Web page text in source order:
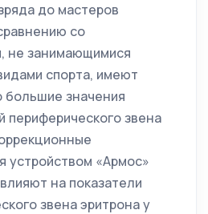
до мастеров
со
не занимающимися
спорта, имеют
большие значения
периферического звена
устройством «Армос»
на показатели
звена эритрона у